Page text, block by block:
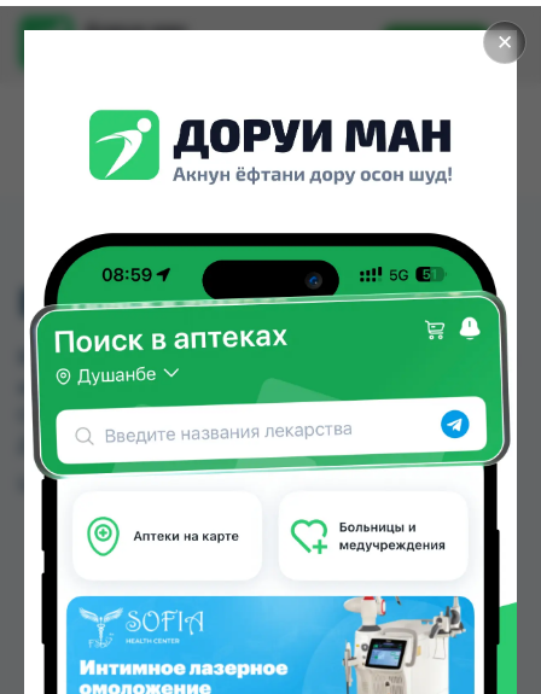
✕
Доруи ман
Установить
ВИНКРИСТИН 1МГ
ВИНКРИСТИН 1МГ можно купить или заказать в
аптеках, Арча, Детская Онкология, Дорухона
Офият по цене от 13.00 TJS до 20.00 TJS в
Душанбе и других городах Таджикистана
Цена: от
13.00 TJS